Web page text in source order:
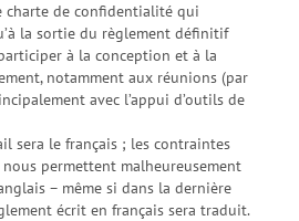
charte de confidentialité qui
la sortie du règlement définitif
à la conception et à la
notamment aux réunions (par
avec l’appui d’outils de
sera le français ; les contraintes
permettent malheureusement
– même si dans la dernière
écrit en français sera traduit.